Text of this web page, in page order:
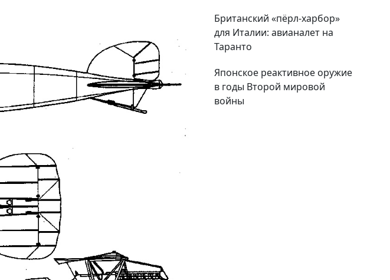
Британский «пёрл-харбор»
для Италии: авианалет на
Таранто
Японское реактивное оружие
в годы Второй мировой
войны